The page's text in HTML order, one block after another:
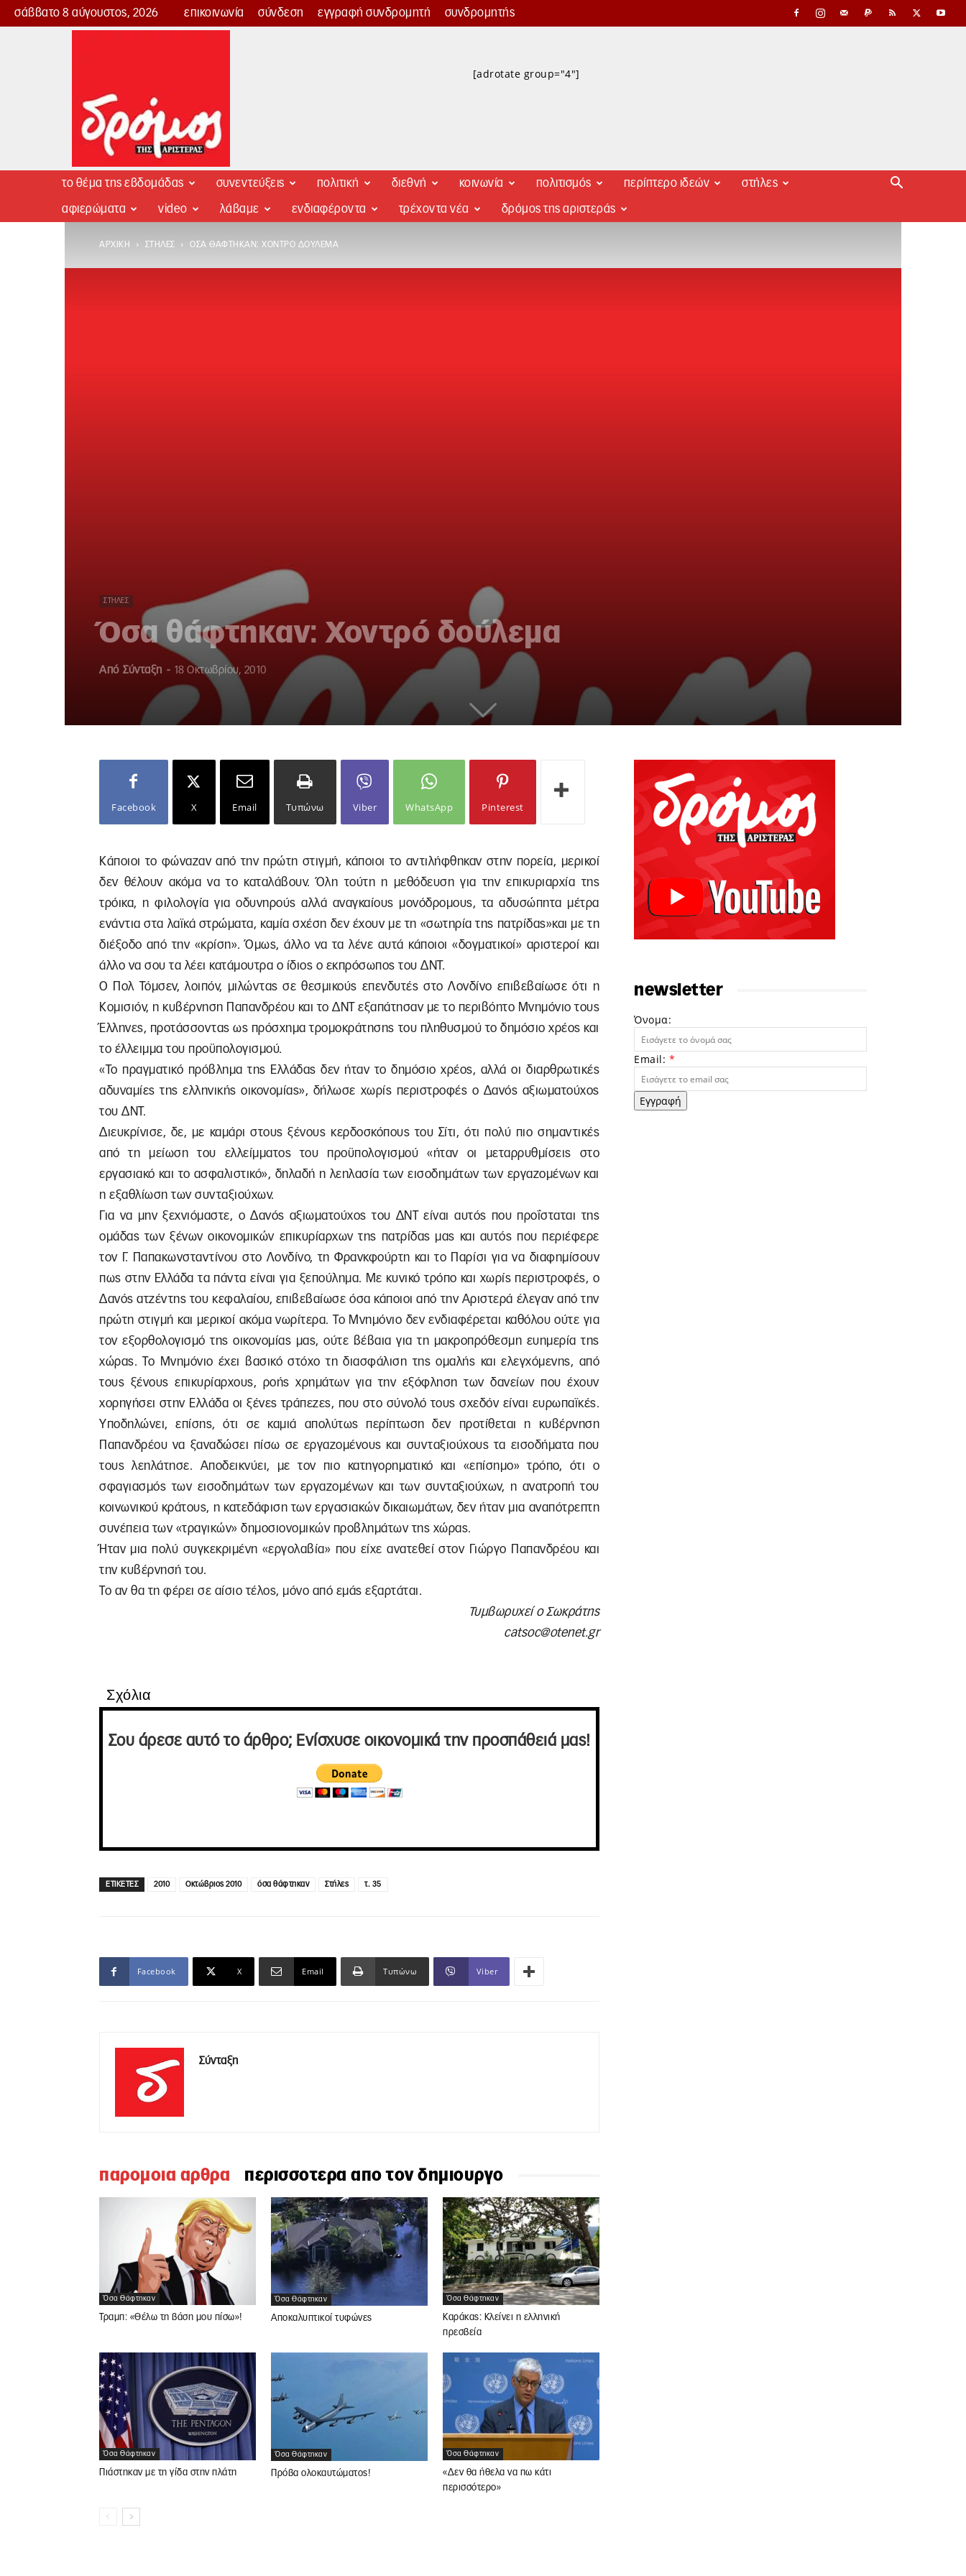
σάββατο 8 αύγουστος, 2026 επικοινωνία σύνδεση εγγραφή συνδρομητή συνδρομητής
Δρόμος
[adrotate group="4"]
το θέμα της εβδομάδας συνεντεύξεις πολιτική διεθνή κοινωνία πολιτισμός περίπτερο ιδεών στήλες
αφιερώματα video λάβαμε ενδιαφέροντα τρέχοντα νέα δρόμος της αριστεράς
ΑΡΧΙΚΉ ΣΤΉΛΕΣ ΌΣΑ ΘΆΦΤΗΚΑΝ: ΧΟΝΤΡΌ ΔΟΎΛΕΜΑ
ΣΤΉΛΕΣ
Όσα θάφτηκαν: Χοντρό δούλεμα
Από Σύνταξη - 18 Οκτωβρίου, 2010
Facebook X Email Τυπώνω Viber WhatsApp Pinterest
Κάποιοι το φώναζαν από την πρώτη στιγμή, κάποιοι το αντιλήφθηκαν στην πορεία, μερικοί
δεν θέλουν ακόμα να το καταλάβουν. Όλη τούτη η μεθόδευση για την επικυριαρχία της
τρόικα, η φιλολογία για οδυνηρούς αλλά αναγκαίους μονόδρομους, τα αδυσώπητα μέτρα
ενάντια στα λαϊκά στρώματα, καμία σχέση δεν έχουν με τη «σωτηρία της πατρίδας»και με τη
διέξοδο από την «κρίση». Όμως, άλλο να τα λένε αυτά κάποιοι «δογματικοί» αριστεροί και
άλλο να σου τα λέει κατάμουτρα ο ίδιος ο εκπρόσωπος του ΔΝΤ.
Ο Πολ Τόμσεν, λοιπόν, μιλώντας σε θεσμικούς επενδυτές στο Λονδίνο επιβεβαίωσε ότι η
Κομισιόν, η κυβέρνηση Παπανδρέου και το ΔΝΤ εξαπάτησαν με το περιβόητο Μνημόνιο τους
Έλληνες, προτάσσοντας ως πρόσχημα τρομοκράτησης του πληθυσμού το δημόσιο χρέος και
το έλλειμμα του προϋπολογισμού.
«Το πραγματικό πρόβλημα της Ελλάδας δεν ήταν το δημόσιο χρέος, αλλά οι διαρθρωτικές
αδυναμίες της ελληνικής οικονομίας», δήλωσε χωρίς περιστροφές ο Δανός αξιωματούχος
του ΔΝΤ.
Διευκρίνισε, δε, με καμάρι στους ξένους κερδοσκόπους του Σίτι, ότι πολύ πιο σημαντικές
από τη μείωση του ελλείμματος του προϋπολογισμού «ήταν οι μεταρρυθμίσεις στο
εργασιακό και το ασφαλιστικό», δηλαδή η λεηλασία των εισοδημάτων των εργαζομένων και
η εξαθλίωση των συνταξιούχων.
Για να μην ξεχνιόμαστε, ο Δανός αξιωματούχος του ΔΝΤ είναι αυτός που προΐσταται της
ομάδας των ξένων οικονομικών επικυρίαρχων της πατρίδας μας και αυτός που περιέφερε
τον Γ. Παπακωνσταντίνου στο Λονδίνο, τη Φρανκφούρτη και το Παρίσι για να διαφημίσουν
πως στην Ελλάδα τα πάντα είναι για ξεπούλημα. Με κυνικό τρόπο και χωρίς περιστροφές, ο
Δανός ατζέντης του κεφαλαίου, επιβεβαίωσε όσα κάποιοι από την Αριστερά έλεγαν από την
πρώτη στιγμή και μερικοί ακόμα νωρίτερα. Το Μνημόνιο δεν ενδιαφέρεται καθόλου ούτε για
τον εξορθολογισμό της οικονομίας μας, ούτε βέβαια για τη μακροπρόθεσμη ευημερία της
χώρας. Το Μνημόνιο έχει βασικό στόχο τη διασφάλιση της ομαλής και ελεγχόμενης, από
τους ξένους επικυρίαρχους, ροής χρημάτων για την εξόφληση των δανείων που έχουν
χορηγήσει στην Ελλάδα οι ξένες τράπεζες, που στο σύνολό τους σχεδόν είναι ευρωπαϊκές.
Υποδηλώνει, επίσης, ότι σε καμιά απολύτως περίπτωση δεν προτίθεται η κυβέρνηση
Παπανδρέου να ξαναδώσει πίσω σε εργαζομένους και συνταξιούχους τα εισοδήματα που
τους λεηλάτησε. Αποδεικνύει, με τον πιο κατηγορηματικό και «επίσημο» τρόπο, ότι ο
σφαγιασμός των εισοδημάτων των εργαζομένων και των συνταξιούχων, η ανατροπή του
κοινωνικού κράτους, η κατεδάφιση των εργασιακών δικαιωμάτων, δεν ήταν μια αναπότρεπτη
συνέπεια των «τραγικών» δημοσιονομικών προβλημάτων της χώρας.
Ήταν μια πολύ συγκεκριμένη «εργολαβία» που είχε ανατεθεί στον Γιώργο Παπανδρέου και
την κυβέρνησή του.
Το αν θα τη φέρει σε αίσιο τέλος, μόνο από εμάς εξαρτάται.
Τυμβωρυχεί ο Σωκράτης
catsoc@otenet.gr
Σχόλια
Σου άρεσε αυτό το άρθρο; Ενίσχυσε οικονομικά την προσπάθειά μας!
ΕΤΙΚΕΤΕΣ 2010 Οκτώβριος 2010 όσα θάφτηκαν Στήλες τ. 35
Facebook X Email Τυπώνω Viber
Σύνταξη
παρομοια αρθρα περισσοτερα απο τον δημιουργο
Όσα Θάφτηκαν
Τραμπ: «Θέλω τη βάση μου πίσω»!
Όσα Θάφτηκαν
Αποκαλυπτικοί τυφώνες
Όσα Θάφτηκαν
Καράκας: Κλείνει η ελληνική
πρεσβεία
Όσα Θάφτηκαν
Πιάστηκαν με τη γίδα στην πλάτη
Όσα Θάφτηκαν
Πρόβα ολοκαυτώματος!
Όσα Θάφτηκαν
«Δεν θα ήθελα να πω κάτι
περισσότερο»
newsletter
Όνομα:
Email: *
Εγγραφή